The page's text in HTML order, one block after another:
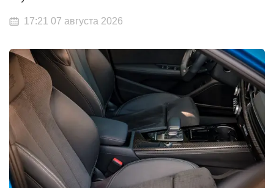
17:21 07 августа 2026